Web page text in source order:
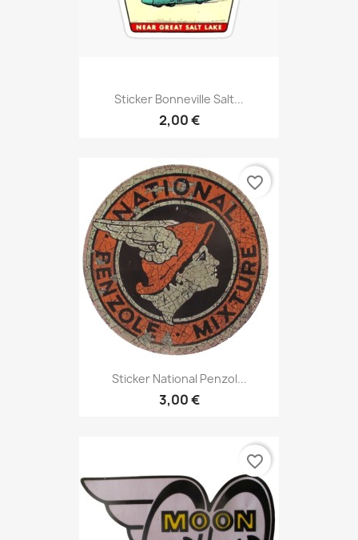
Sticker Bonneville Salt...
2,00 €
Sticker National Penzol...
3,00 €
favorite_border
favorite_border